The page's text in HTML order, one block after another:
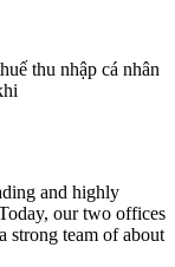
thu nhập cá nhân
and highly
our two offices
strong team of about